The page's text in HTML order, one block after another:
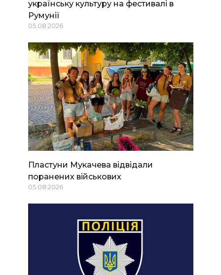
українську культуру на фестивалі в
Румунії
05.08.2026
Пластуни Мукачева відвідали
поранених військових
05.08.2026